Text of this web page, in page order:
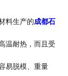
料生产的成都石
温耐热，而且受
易脱模、重量